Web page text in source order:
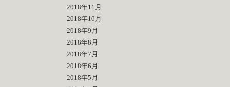
2018年11月
2018年10月
2018年9月
2018年8月
2018年7月
2018年6月
2018年5月